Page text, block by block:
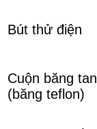
Bút thử điện
Cuộn băng tan
(băng teflon)